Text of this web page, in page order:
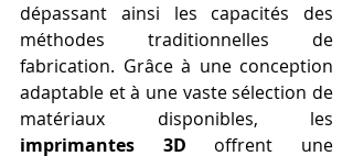
dépassant ainsi les capacités des
méthodes traditionnelles de
fabrication. Grâce à une conception
adaptable et à une vaste sélection de
imprimantes 3D offrent une